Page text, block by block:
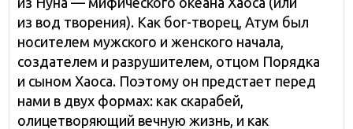
из вод творения). Как бог-творец, Атум был
носителем мужского и женского начала,
создателем и разрушителем, отцом Порядка
и сыном Хаоса. Поэтому он предстает перед
нами в двух формах: как скарабей,
олицетворяющий вечную жизнь, и как